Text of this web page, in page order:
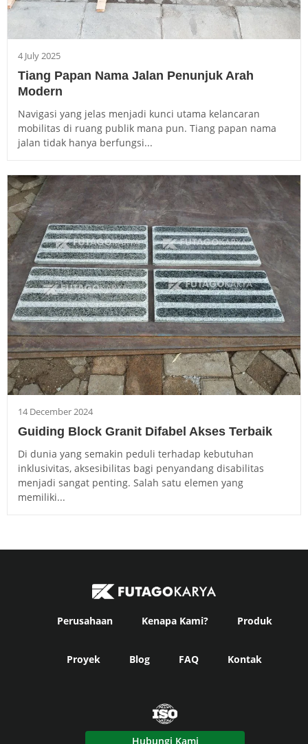
4 July 2025
Tiang Papan Nama Jalan Penunjuk Arah
Modern
Navigasi yang jelas menjadi kunci utama kelancaran
mobilitas di ruang publik mana pun. Tiang papan nama
jalan tidak hanya berfungsi...
14 December 2024
Guiding Block Granit Difabel Akses Terbaik
Di dunia yang semakin peduli terhadap kebutuhan
inklusivitas, aksesibilitas bagi penyandang disabilitas
menjadi sangat penting. Salah satu elemen yang
memiliki...
Perusahaan Kenapa Kami? Produk
Proyek Blog FAQ Kontak
Hubungi Kami